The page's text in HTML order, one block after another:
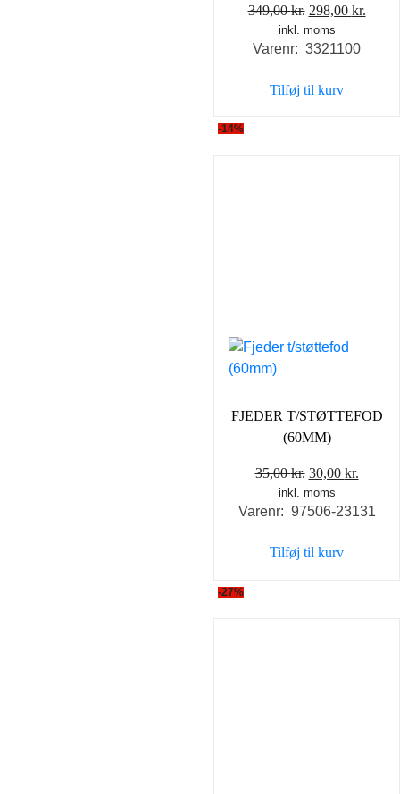
349,00kr. Den
oprindelige
pris
349,00 kr..
298,00 kr.
inkl. moms
Varenr: 3321100
Tilføj til kurv
-14%
FJEDER T/STØTTEFOD
(60MM)
35,00kr. Den
oprindelige
pris
35,00 kr..
30,00 kr.
pris
inkl. moms
Varenr: 97506-23131
Tilføj til kurv
-27%